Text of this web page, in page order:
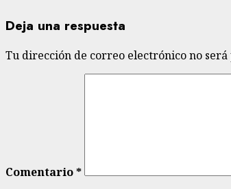
Deja una respuesta
Tu dirección de correo electrónico no será
Comentario*